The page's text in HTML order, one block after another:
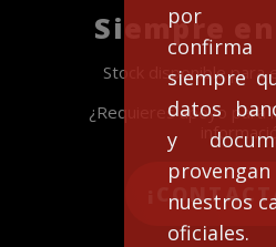
por
confirma
siempre
datos
y
nuestros
oficiales.
Siempre
Stock disponible para
¿Requieres apoyo para